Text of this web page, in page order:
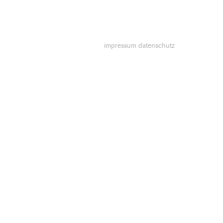
impressum datenschutz